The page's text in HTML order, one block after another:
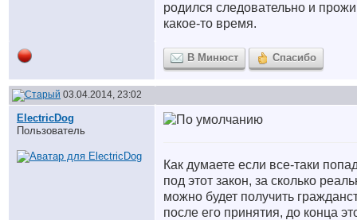
родился следовательно и
какое-то время.
В Минюст Спасибо
03.04.2014, 23:02
ElectricDog
Пользователь
Как думаете если все-таки
под этот закон, за сколько
можно будет получить
после его принятия, до конца